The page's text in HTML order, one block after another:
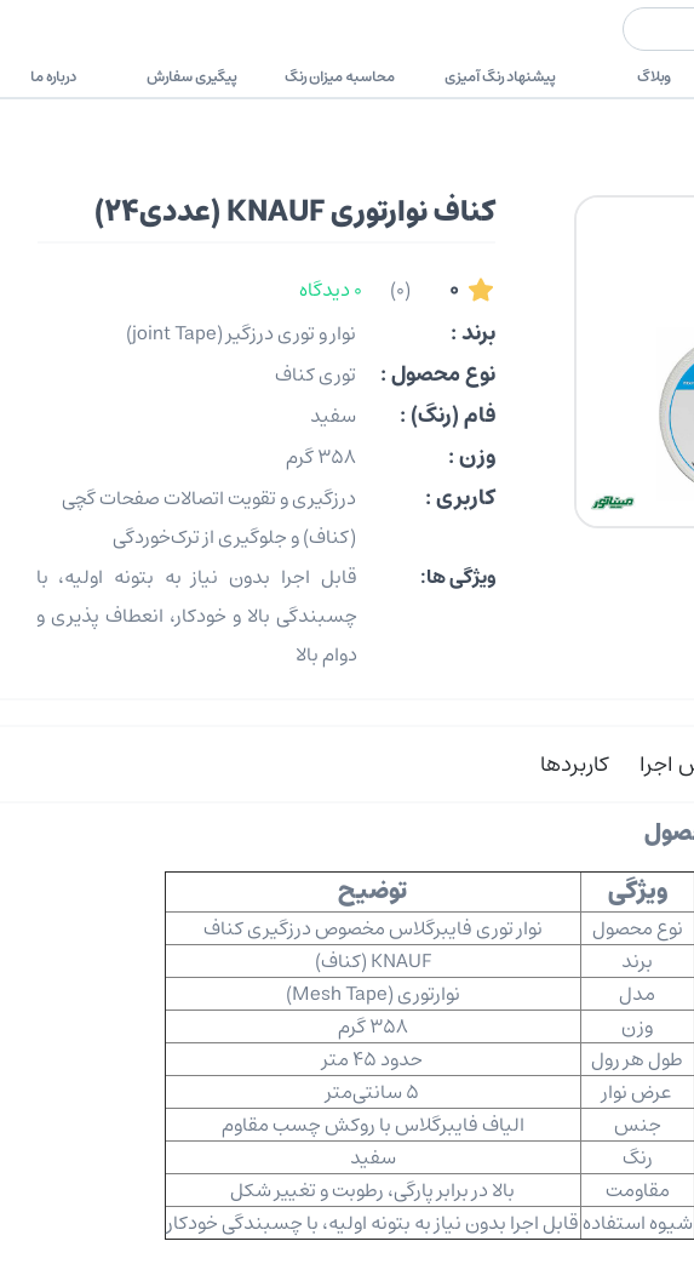
وبلاگ پیشنهاد رنگ آمیزی محاسبه میزان رنگ پیگیری سفارش درباره ما
کناف نوارتوری KNAUF (عددی24)
کناف نوارتوری KNAUF (عددی24)
0
(0) 0 دیدگاه
برند : نوار و توری درزگیر (joint Tape)
نوع محصول : توری کناف
فام (رنگ) : سفید
وزن : 358 گرم
کاربری :
درزگیری و تقویت اتصالات صفحات گچی
(کناف) و جلوگیری از ترک‌خوردگی
ویژگی ها:
قابل اجرا بدون نیاز به بتونه اولیه، با
چسبندگی بالا و خودکار، انعطاف پذیری و
دوام بالا
اجرا کاربردها
ویژگی
توضیح
نوع محصول
نوار توری فایبرگلاس مخصوص درزگیری کناف
برند
KNAUF (کناف)
مدل
نوارتوری (Mesh Tape)
وزن
358 گرم
طول هر رول
حدود 45 متر
عرض نوار
5 سانتی‌متر
جنس
الیاف فایبرگلاس با روکش چسب مقاوم
رنگ
سفید
مقاومت
بالا در برابر پارگی، رطوبت و تغییر شکل
شیوه استفادهقابل اجرا بدون نیاز به بتونه اولیه، با چسبندگی خودکار